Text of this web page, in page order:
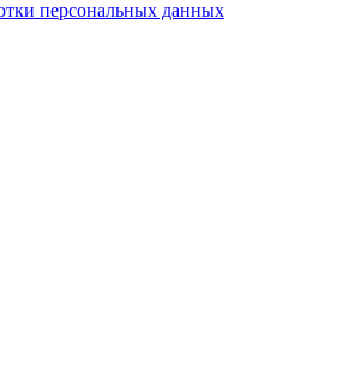
персональных данных